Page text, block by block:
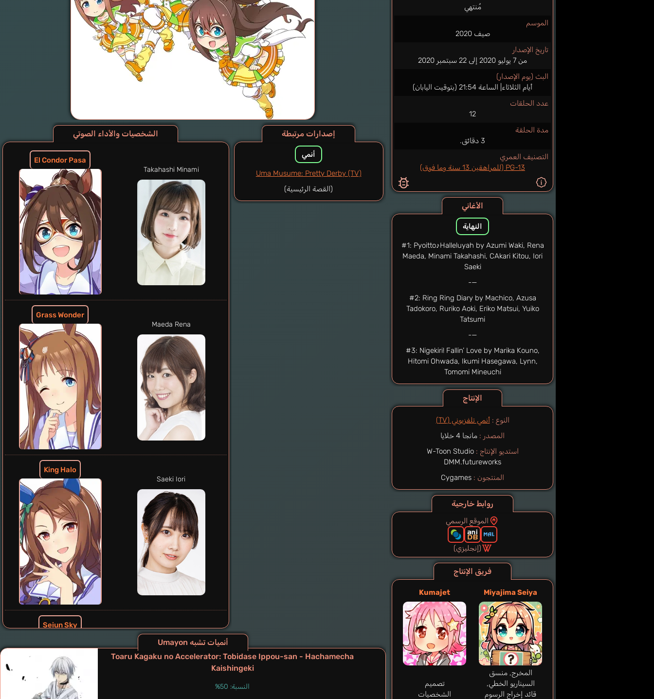
مُنتهي
الموسم
صيف 2020
تاريخ الإصدار
من 7 يوليو 2020 إلى 22 سبتمبر 2020
البث (يوم الإصدار)
أيام الثلاثاء| الساعة 21:54 (بتوقيت اليابان)
عدد الحلقات
12
مدة الحلقة
3 دقائق.
التصنيف العمري
PG-13 (للمراهقين 13 سنة وما فوق)
الأغاني
النهاية
#1: Pyoitto♪Halleluyah by Azumi Waki, Rena
Maeda, Minami Takahashi, CAkari Kitou, Iori
Saeki
—-
#2: Ring Ring Diary by Machico, Azusa
Tadokoro, Ruriko Aoki, Eriko Matsui, Yuiko
Tatsumi
—-
#3: Nigekiri! Fallin’ Love by Marika Kouno,
Hitomi Ohwada, Ikumi Hasegawa, Lynn,
Tomomi Mineuchi
الإنتاج
النوع :أنمي تلفزيوني (TV)
المصدر : مانجا 4 خلايا
استديو الإنتاج : W-Toon Studio
DMM.futureworks
المنتجون :
روابط خارجية
الموقع الرسمي
(إنجليزي)
فريق الإنتاج
Miyajima Seiya
المخرج, منسق
السيناريو الخطي,
قائد إخراج الرسوم
Kumajet
تصميم
الشخصيات
إصدارات مرتبطة
أنمي
Uma Musume: Pretty Derby (TV)
(القصة الرئيسية)
الشخصيات والأداء الصوتي
El Condor Pasa
Takahashi Minami
Grass Wonder
Maeda Rena
King Halo
Saeki Iori
Seiun Sky
Kitou Akari
أنميات تشبه Umayon
Toaru Kagaku no Accelerator: Tobidase Ippou-san - Hachamecha
Kaishingeki
النسبة: 50%